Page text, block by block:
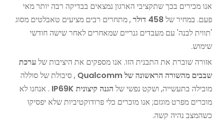
אנו מכירים בכך שתקציבי הארגון נמצאים בבדיקה רבה יותר מאי
פעם. במחיר של458 דולר
, מתחרים רבים מציעים טאבלטים מסוג
'תווית לבנה' עם מעבדים גנריים שמאחרים לאחר שישה חודשי
שימוש.
אזורה שוברת את התבנית הזו. אנו מספקים את היציבות של ערכת
שבבים מהשורה הראשונה של Qualcomm
, סיבולת של סוללה
מובילה בתעשייה, ושקט נפשי של הגנה קיצונית IP69K
. אנחנו לא
מוכרים מפרט מוגזם; אנו מוכרים כלי פרודוקטיביות שלא יפסיקו
כשהמצב נהיה קשה.